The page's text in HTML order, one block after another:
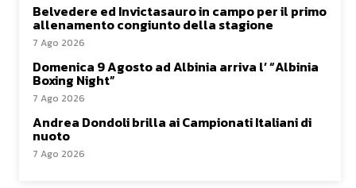
Belvedere ed Invictasauro in campo per il primo
allenamento congiunto della stagione
7 Ago 2026
Domenica 9 Agosto ad Albinia arriva l’ “Albinia
Boxing Night”
7 Ago 2026
Andrea Dondoli brilla ai Campionati Italiani di
nuoto
7 Ago 2026